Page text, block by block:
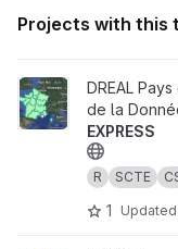
Projects with this
View ADMINDREAL
de la
EXPRESS
R SCTE
1 Updated